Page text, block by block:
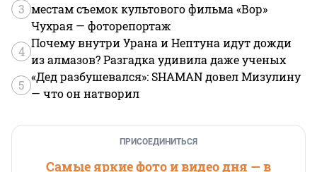
3 местам съемок культового фильма «Вор»
Чухрая — фоторепортаж
4
Почему внутри Урана и Нептуна идут дожди
из алмазов? Разгадка удивила даже ученых
5
«Дед разбушевался»: SHAMAN довел Мизулину
— что он натворил
ПРИСОЕДИНИТЬСЯ
Самые яркие фото и видео дня — в